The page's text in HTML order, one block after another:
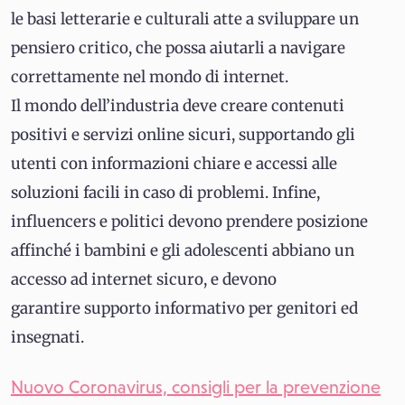
le basi letterarie e culturali atte a sviluppare un
pensiero critico, che possa aiutarli a navigare
correttamente nel mondo di internet.
Il mondo dell’industria deve creare contenuti
positivi e servizi online sicuri, supportando gli
utenti con informazioni chiare e accessi alle
soluzioni facili in caso di problemi. Infine,
influencers e politici devono prendere posizione
affinché i bambini e gli adolescenti abbiano un
accesso ad internet sicuro, e devono
garantire supporto informativo per genitori ed
insegnati.
Nuovo Coronavirus, consigli per la prevenzione